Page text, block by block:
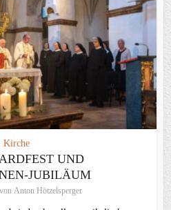
Kirche
UND
JUBILÄUM
von Anton Hötzelsperger